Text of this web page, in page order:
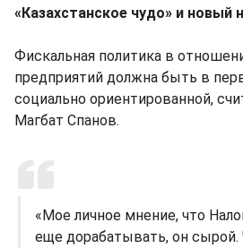
«Казахстанское чудо» и новый
Фискальная политика в
предприятий должна быть в
социально ориентированной,
Магбат Спанов.
«Мое личное мнение, что
еще дорабатывать, он сырой.